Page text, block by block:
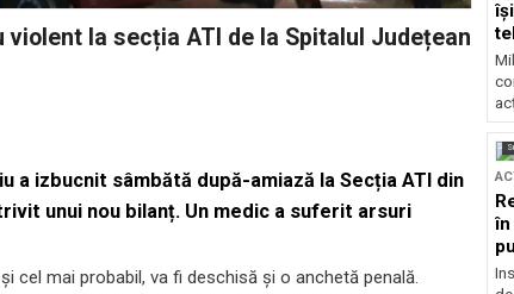
la secția ATI de la Spitalul Județean
a izbucnit sâmbătă după-amiază la Secția ATI din
unui nou bilanț. Un medic a suferit arsuri
cel mai probabil, va fi deschisă și o anchetă penală.
în